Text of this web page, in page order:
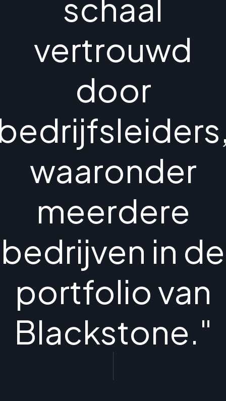
schaal
vertrouwd
door
waaronder
meerdere
bedrijven in de
portfolio van
Blackstone."